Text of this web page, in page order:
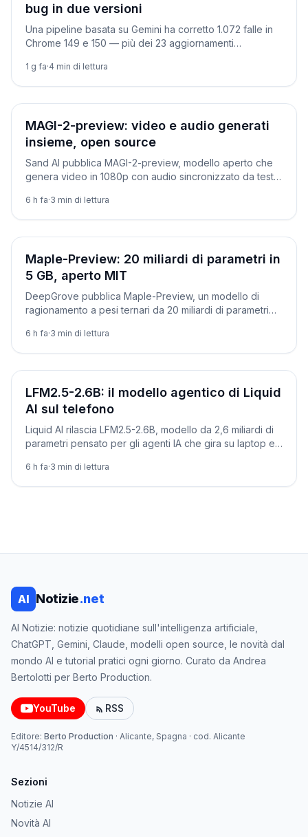
bug in due versioni
Una pipeline basata su Gemini ha corretto 1.072 falle in
Chrome 149 e 150 — più dei 23 aggiornamenti
1 g fa·4 min di lettura
Novità
MAGI-2-preview: video e audio generati
insieme, open source
Sand AI pubblica MAGI-2-preview, modello aperto che
genera video in 1080p con audio sincronizzato da testo
6 h fa·3 min di lettura
Novità
Maple-Preview: 20 miliardi di parametri in
5 GB, aperto MIT
DeepGrove pubblica Maple-Preview, un modello di
ragionamento a pesi ternari da 20 miliardi di parametri
6 h fa·3 min di lettura
Novità
LFM2.5-2.6B: il modello agentico di Liquid
AI sul telefono
Liquid AI rilascia LFM2.5-2.6B, modello da 2,6 miliardi di
parametri pensato per gli agenti IA che gira su laptop e
6 h fa·3 min di lettura
AI Notizie.net
AI Notizie: notizie quotidiane sull'intelligenza artificiale,
ChatGPT, Gemini, Claude, modelli open source, le novità dal
mondo AI e tutorial pratici ogni giorno. Curato da Andrea
Bertolotti per Berto Production.
YouTube RSS
Editore: Berto Production · Alicante, Spagna · cod. Alicante
Y/4514/312/R
Sezioni
Notizie AI
Novità AI